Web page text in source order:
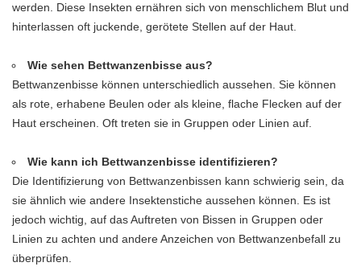
werden. Diese Insekten ernähren sich von menschlichem Blut und
hinterlassen oft juckende, gerötete Stellen auf der Haut.
Wie sehen Bettwanzenbisse aus?
Bettwanzenbisse können unterschiedlich aussehen. Sie können
als rote, erhabene Beulen oder als kleine, flache Flecken auf der
Haut erscheinen. Oft treten sie in Gruppen oder Linien auf.
Wie kann ich Bettwanzenbisse identifizieren?
Die Identifizierung von Bettwanzenbissen kann schwierig sein, da
sie ähnlich wie andere Insektenstiche aussehen können. Es ist
jedoch wichtig, auf das Auftreten von Bissen in Gruppen oder
Linien zu achten und andere Anzeichen von Bettwanzenbefall zu
überprüfen.